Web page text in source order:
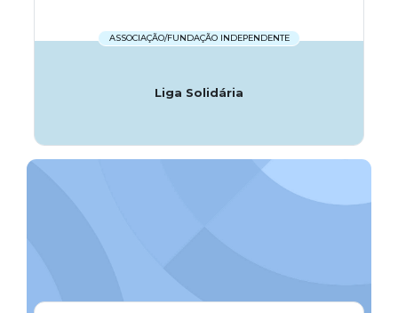
ASSOCIAÇÃO/FUNDAÇÃO INDEPENDENTE
Liga Solidária